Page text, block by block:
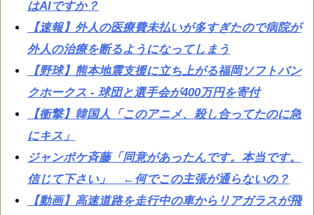
はAIですか？
【速報】外人の医療費未払いが多すぎたので病院が
外人の治療を断るようになってしまう
【野球】熊本地震支援に立ち上がる福岡ソフトバン
クホークス - 球団と選手会が400万円を寄付
【衝撃】韓国人「このアニメ、殺し合ってたのに急
にキス」
ジャンポケ斉藤「同意があったんです。本当です。
信じて下さい」 ←何でこの主張が通らないの？
【動画】高速道路を走行中の車からリアガラスが飛